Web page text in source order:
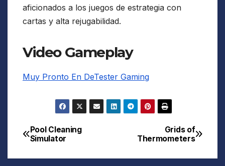
aficionados a los juegos de estrategia con
cartas y alta rejugabilidad.
Video Gameplay
Muy Pronto En DeTester Gaming
Navegación
de
Grids of
Thermometers
Pool Cleaning
Simulator